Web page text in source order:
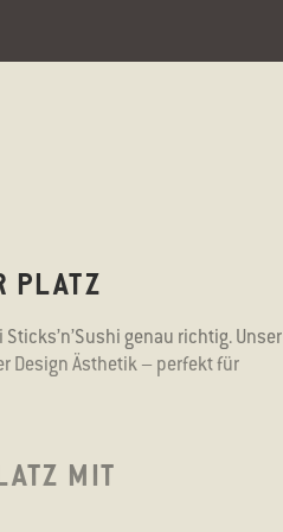
PLATZ
genau richtig. Unser
Design Ästhetik – perfekt für
MIT